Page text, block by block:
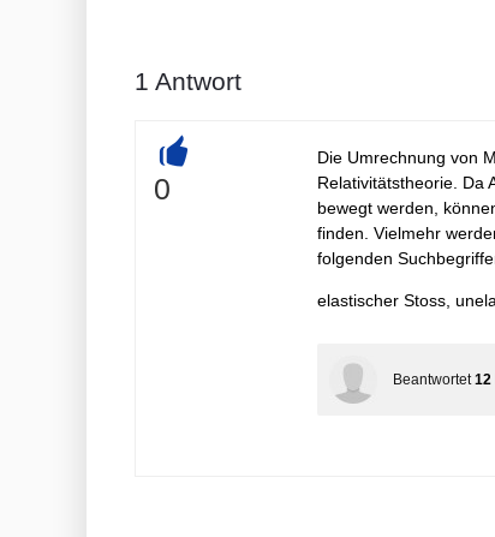
1 Antwort
+
0
Die Umrechnung von
Relativitätstheorie. Da
bewegt werden,
finden. Vielmehr
folgenden
elastischer Stoss,
Beantwortet 12